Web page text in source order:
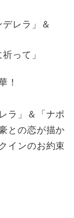
レラ」＆
って」
！
ラ」＆「ナポ
との恋が描か
インのお約束